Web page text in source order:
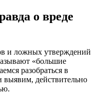
о вреде
и ложных утверждений
«большие
разобраться в
выявим, действительно